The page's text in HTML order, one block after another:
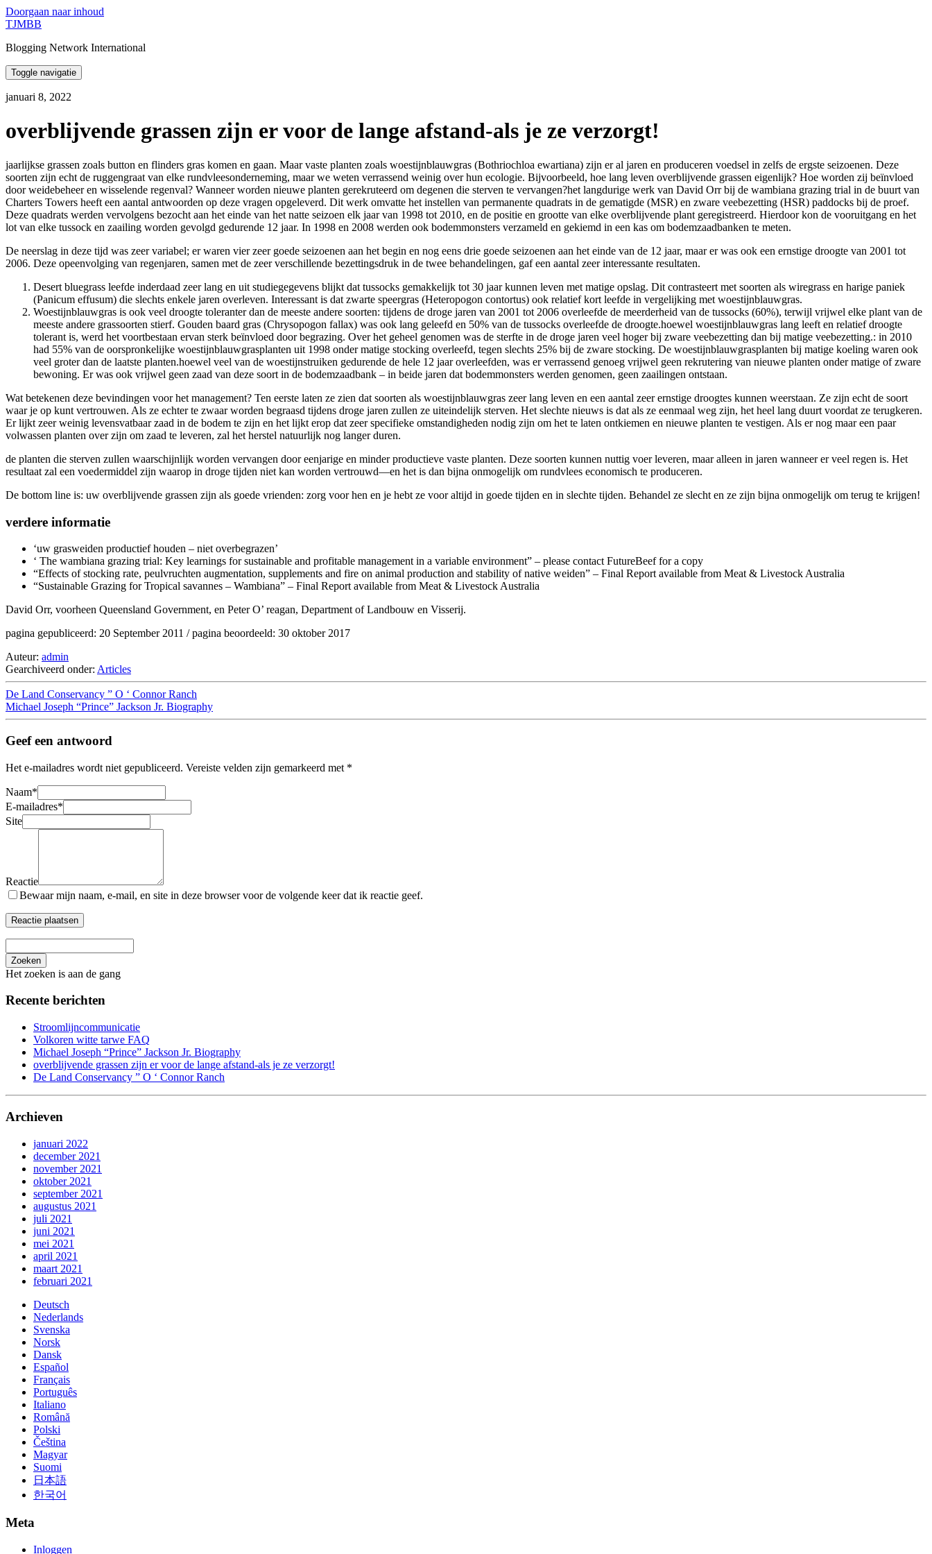
Doorgaan naar inhoud
TJMBB
Blogging Network International
Toggle navigatie
januari 8, 2022
overblijvende grassen zijn er voor de lange afstand-als je ze verzorgt!
jaarlijkse grassen zoals button en flinders gras komen en gaan. Maar vaste planten zoals woestijnblauwgras (Bothriochloa ewartiana) zijn er al jaren en produceren voedsel in zelfs de ergste seizoenen. Deze
soorten zijn echt de ruggengraat van elke rundvleesonderneming, maar we weten verrassend weinig over hun ecologie. Bijvoorbeeld, hoe lang leven overblijvende grassen eigenlijk? Hoe worden zij beïnvloed
door weidebeheer en wisselende regenval? Wanneer worden nieuwe planten gerekruteerd om degenen die sterven te vervangen?het langdurige werk van David Orr bij de wambiana grazing trial in de buurt van
Charters Towers heeft een aantal antwoorden op deze vragen opgeleverd. Dit werk omvatte het instellen van permanente quadrats in de gematigde (MSR) en zware veebezetting (HSR) paddocks bij de proef.
Deze quadrats werden vervolgens bezocht aan het einde van het natte seizoen elk jaar van 1998 tot 2010, en de positie en grootte van elke overblijvende plant geregistreerd. Hierdoor kon de vooruitgang en het
lot van elke tussock en zaailing worden gevolgd gedurende 12 jaar. In 1998 en 2008 werden ook bodemmonsters verzameld en gekiemd in een kas om bodemzaadbanken te meten.
De neerslag in deze tijd was zeer variabel; er waren vier zeer goede seizoenen aan het begin en nog eens drie goede seizoenen aan het einde van de 12 jaar, maar er was ook een ernstige droogte van 2001 tot
2006. Deze opeenvolging van regenjaren, samen met de zeer verschillende bezettingsdruk in de twee behandelingen, gaf een aantal zeer interessante resultaten.
Desert bluegrass leefde inderdaad zeer lang en uit studiegegevens blijkt dat tussocks gemakkelijk tot 30 jaar kunnen leven met matige opslag. Dit contrasteert met soorten als wiregrass en harige paniek
(Panicum effusum) die slechts enkele jaren overleven. Interessant is dat zwarte speergras (Heteropogon contortus) ook relatief kort leefde in vergelijking met woestijnblauwgras.
Woestijnblauwgras is ook veel droogte toleranter dan de meeste andere soorten: tijdens de droge jaren van 2001 tot 2006 overleefde de meerderheid van de tussocks (60%), terwijl vrijwel elke plant van de
meeste andere grassoorten stierf. Gouden baard gras (Chrysopogon fallax) was ook lang geleefd en 50% van de tussocks overleefde de droogte.hoewel woestijnblauwgras lang leeft en relatief droogte
tolerant is, werd het voortbestaan ervan sterk beïnvloed door begrazing. Over het geheel genomen was de sterfte in de droge jaren veel hoger bij zware veebezetting dan bij matige veebezetting.: in 2010
had 55% van de oorspronkelijke woestijnblauwgrasplanten uit 1998 onder matige stocking overleefd, tegen slechts 25% bij de zware stocking. De woestijnblauwgrasplanten bij matige koeling waren ook
veel groter dan de laatste planten.hoewel veel van de woestijnstruiken gedurende de hele 12 jaar overleefden, was er verrassend genoeg vrijwel geen rekrutering van nieuwe planten onder matige of zware
bewoning. Er was ook vrijwel geen zaad van deze soort in de bodemzaadbank – in beide jaren dat bodemmonsters werden genomen, geen zaailingen ontstaan.
Wat betekenen deze bevindingen voor het management? Ten eerste laten ze zien dat soorten als woestijnblauwgras zeer lang leven en een aantal zeer ernstige droogtes kunnen weerstaan. Ze zijn echt de soort
waar je op kunt vertrouwen. Als ze echter te zwaar worden begraasd tijdens droge jaren zullen ze uiteindelijk sterven. Het slechte nieuws is dat als ze eenmaal weg zijn, het heel lang duurt voordat ze terugkeren.
Er lijkt zeer weinig levensvatbaar zaad in de bodem te zijn en het lijkt erop dat zeer specifieke omstandigheden nodig zijn om het te laten ontkiemen en nieuwe planten te vestigen. Als er nog maar een paar
volwassen planten over zijn om zaad te leveren, zal het herstel natuurlijk nog langer duren.
de planten die sterven zullen waarschijnlijk worden vervangen door eenjarige en minder productieve vaste planten. Deze soorten kunnen nuttig voer leveren, maar alleen in jaren wanneer er veel regen is. Het
resultaat zal een voedermiddel zijn waarop in droge tijden niet kan worden vertrouwd—en het is dan bijna onmogelijk om rundvlees economisch te produceren.
De bottom line is: uw overblijvende grassen zijn als goede vrienden: zorg voor hen en je hebt ze voor altijd in goede tijden en in slechte tijden. Behandel ze slecht en ze zijn bijna onmogelijk om terug te krijgen!
verdere informatie
‘uw grasweiden productief houden – niet overbegrazen’
‘ The wambiana grazing trial: Key learnings for sustainable and profitable management in a variable environment” – please contact FutureBeef for a copy
“Effects of stocking rate, peulvruchten augmentation, supplements and fire on animal production and stability of native weiden” – Final Report available from Meat & Livestock Australia
“Sustainable Grazing for Tropical savannes – Wambiana” – Final Report available from Meat & Livestock Australia
David Orr, voorheen Queensland Government, en Peter O’ reagan, Department of Landbouw en Visserij.
pagina gepubliceerd: 20 September 2011 / pagina beoordeeld: 30 oktober 2017
Auteur: admin
Gearchiveerd onder: Articles
De Land Conservancy ” O ‘ Connor Ranch
Michael Joseph “Prince” Jackson Jr. Biography
Geef een antwoord
Het e-mailadres wordt niet gepubliceerd. Vereiste velden zijn gemarkeerd met *
Naam*
E-mailadres*
Site
Reactie
Bewaar mijn naam, e-mail, en site in deze browser voor de volgende keer dat ik reactie geef.
Zoeken
Het zoeken is aan de gang
Recente berichten
Stroomlijncommunicatie
Volkoren witte tarwe FAQ
Michael Joseph “Prince” Jackson Jr. Biography
overblijvende grassen zijn er voor de lange afstand-als je ze verzorgt!
De Land Conservancy ” O ‘ Connor Ranch
Archieven
januari 2022
december 2021
november 2021
oktober 2021
september 2021
augustus 2021
juli 2021
juni 2021
mei 2021
april 2021
maart 2021
februari 2021
Deutsch
Nederlands
Svenska
Norsk
Dansk
Español
Français
Português
Italiano
Română
Polski
Čeština
Magyar
Suomi
日本語
한국어
Meta
Inloggen